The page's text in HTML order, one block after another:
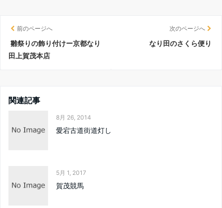
前のページへ
雛祭りの飾り付けー京都なり
田上賀茂本店
次のページへ
なり田のさくら便り
関連記事
8月 26, 2014
愛宕古道街道灯し
5月 1, 2017
賀茂競馬